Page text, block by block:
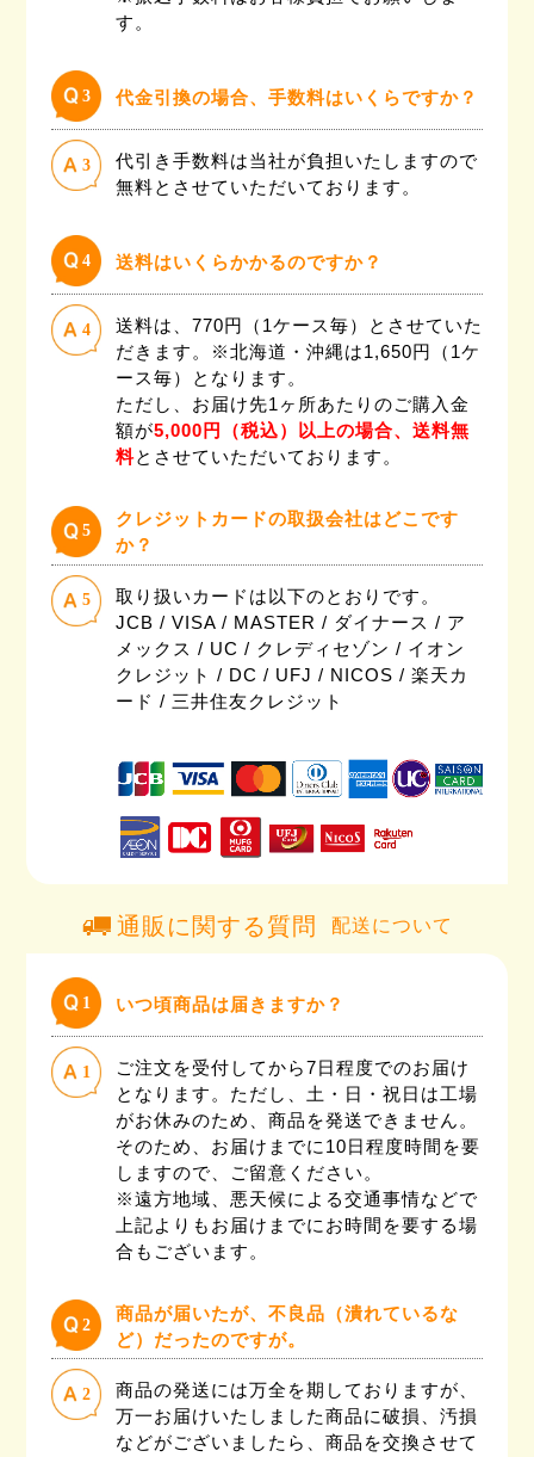
す。
3 代金引換の場合、手数料はいくらですか？
3
代引き手数料は当社が負担いたしますので
無料とさせていただいております。
4 送料はいくらかかるのですか？
4
送料は、770円（1ケース毎）とさせていた
だきます。※北海道・沖縄は1,650円（1ケ
ース毎）となります。
ただし、お届け先1ヶ所あたりのご購入金
額が5,000円（税込）以上の場合、送料無
料とさせていただいております。
5
クレジットカードの取扱会社はどこです
か？
5
取り扱いカードは以下のとおりです。
JCB / VISA / MASTER / ダイナース / ア
メックス / UC / クレディセゾン / イオン
クレジット / DC / UFJ / NICOS / 楽天カ
ード / 三井住友クレジット
通販に関する質問 配送について
1 いつ頃商品は届きますか？
1
ご注文を受付してから7日程度でのお届け
となります。ただし、土・日・祝日は工場
がお休みのため、商品を発送できません。
そのため、お届けまでに10日程度時間を要
しますので、ご留意ください。
※遠方地域、悪天候による交通事情などで
上記よりもお届けまでにお時間を要する場
合もございます。
2
商品が届いたが、不良品（潰れているな
ど）だったのですが。
2
商品の発送には万全を期しておりますが、
万一お届けいたしました商品に破損、汚損
などがございましたら、商品を交換させて